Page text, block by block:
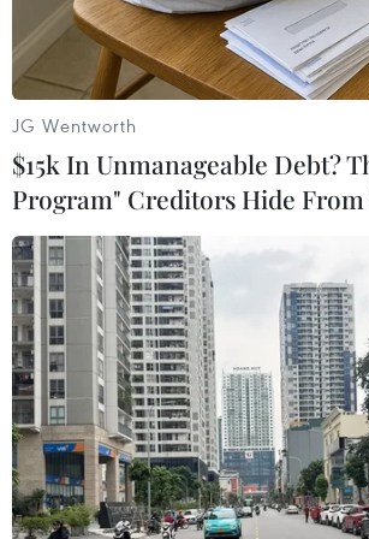
Phó Tổng thống Mỹ Mike Pence.
Ngày 27/6, Phó Tổng thống Mỹ
đề cao cuộc gặp đầu tiên giữa
Donald Trump và Thủ tướng Ấn
Modi là mang tính “lịch sử và
JG Wentworth
$15k In Unmanageable Debt?
Program" Creditors Hide From